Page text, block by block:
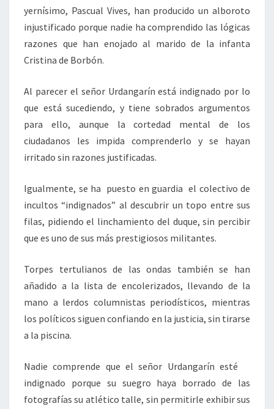
yernísimo, Pascual Vives, han producido un alboroto
injustificado porque nadie ha comprendido las lógicas
razones que han enojado al marido de la infanta
Cristina de Borbón.
Al parecer el señor Urdangarín está indignado por lo
que está sucediendo, y tiene sobrados argumentos
para ello, aunque la cortedad mental de los
ciudadanos les impida comprenderlo y se hayan
irritado sin razones justificadas.
Igualmente, se ha puesto en guardia el colectivo de
incultos “indignados” al descubrir un topo entre sus
filas, pidiendo el linchamiento del duque, sin percibir
que es uno de sus más prestigiosos militantes.
Torpes tertulianos de las ondas también se han
añadido a la lista de encolerizados, llevando de la
mano a lerdos columnistas periodísticos, mientras
los políticos siguen confiando en la justicia, sin tirarse
a la piscina.
Nadie comprende que el señor Urdangarín esté
indignado porque su suegro haya borrado de las
fotografías su atlético talle, sin permitirle exhibir sus